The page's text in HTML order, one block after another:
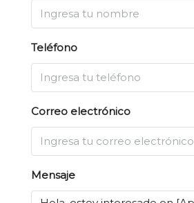
Teléfono
Correo electrónico
Mensaje